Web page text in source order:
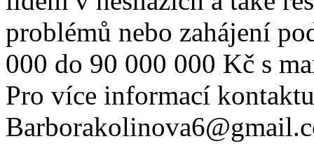
problémů nebo zahájení
000 do 90 000 000 Kč s
Pro více informací